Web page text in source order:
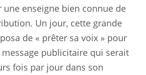
enseigne bien connue de
Un jour, cette grande
de « prêter sa voix » pour
publicitaire qui serait
fois par jour dans son